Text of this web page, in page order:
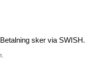
sker via SWISH.